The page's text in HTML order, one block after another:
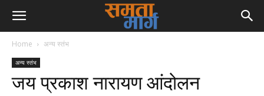
Home अन्य स्तंभ
अन्य स्तंभ
जय प्रकाश नारायण आंदोलन